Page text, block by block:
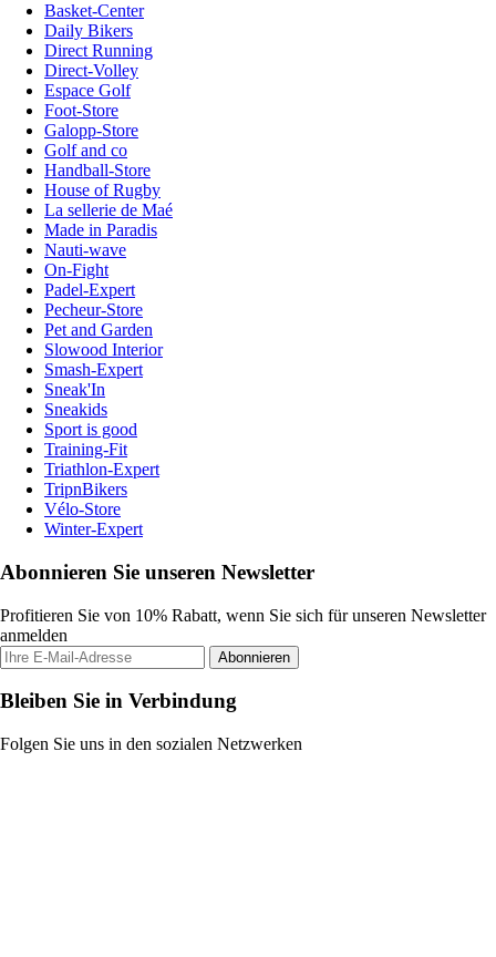
Basket-Center
Daily Bikers
Direct Running
Direct-Volley
Espace Golf
Foot-Store
Galopp-Store
Golf and co
Handball-Store
House of Rugby
La sellerie de Maé
Made in Paradis
Nauti-wave
On-Fight
Padel-Expert
Pecheur-Store
Pet and Garden
Slowood Interior
Smash-Expert
Sneak'In
Sneakids
Sport is good
Training-Fit
Triathlon-Expert
TripnBikers
Vélo-Store
Winter-Expert
Abonnieren Sie unseren Newsletter
Profitieren Sie von 10% Rabatt, wenn Sie sich für unseren Newsletter
anmelden
Abonnieren
Bleiben Sie in Verbindung
Folgen Sie uns in den sozialen Netzwerken